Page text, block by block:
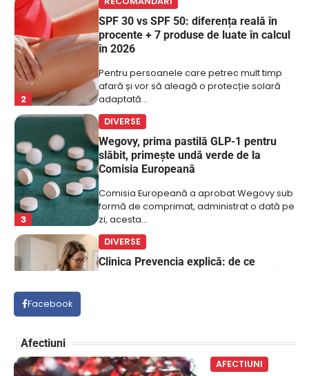
3
DIVERSE
Wegovy, prima pastilă GLP-1 pentru
slăbit, primește undă verde de la
Comisia Europeană a aprobat Wegovy sub
formă de comprimat, administrat o dată pe
zi, acesta…
DIVERSE
Clinica Prevencia explică: de ce
pacienții cu boli cronice nu ar trebui să
ajungă la medic doar când apar
complicații
Bolile cronice nu apar întotdeauna cu
simptome puternice. Hipertensiunea poate
evolua ani de zile fără…
5
DIVERSE
importante în chirugia modernă Chirurgia
laparoscopică și cea asistată robotic sunt…
Facebook
Afectiuni
AFECTIUNI